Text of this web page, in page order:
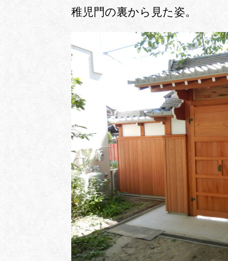
稚児門の裏から見た姿。